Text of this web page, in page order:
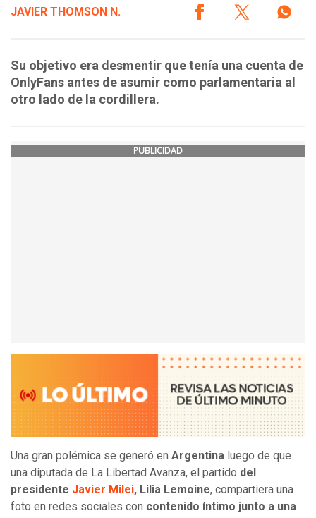
JAVIER THOMSON N.
Su objetivo era desmentir que tenía una cuenta de
OnlyFans antes de asumir como parlamentaria al
otro lado de la cordillera.
PUBLICIDAD
Una gran polémica se generó en Argentina luego de que
una diputada de La Libertad Avanza, el partido del
presidente Javier Milei, Lilia Lemoine, compartiera una
foto en redes sociales con contenido íntimo junto a una